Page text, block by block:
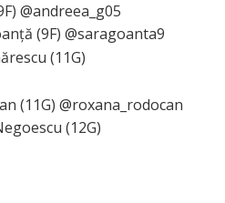
@andreea_g05
(9F) @saragoanta9
(11G)
(11G) @roxana_rodocan
(12G)